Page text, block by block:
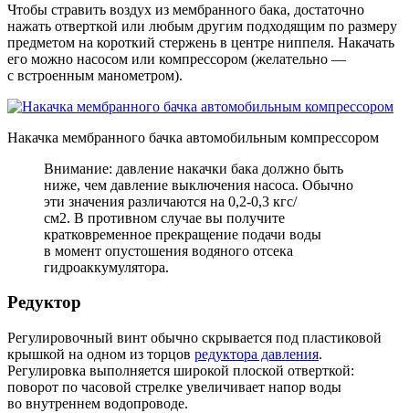
Чтобы стравить воздух из мембранного бака, достаточно
нажать отверткой или любым другим подходящим по размеру
предметом на короткий стержень в центре ниппеля. Накачать
его можно насосом или компрессором (желательно —
с встроенным манометром).
Накачка мембранного бачка автомобильным компрессором
Внимание: давление накачки бака должно быть
ниже, чем давление выключения насоса. Обычно
эти значения различаются на 0,2-0,3 кгс/
см2. В противном случае вы получите
кратковременное прекращение подачи воды
в момент опустошения водяного отсека
гидроаккумулятора.
Редуктор
Регулировочный винт обычно скрывается под пластиковой
крышкой на одном из торцов редуктора давления.
Регулировка выполняется широкой плоской отверткой:
поворот по часовой стрелке увеличивает напор воды
во внутреннем водопроводе.